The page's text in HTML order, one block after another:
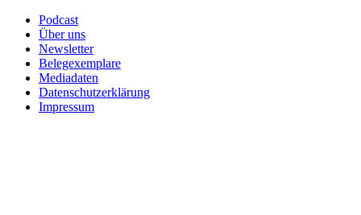
Podcast
Über uns
Newsletter
Belegexemplare
Mediadaten
Datenschutzerklärung
Impressum